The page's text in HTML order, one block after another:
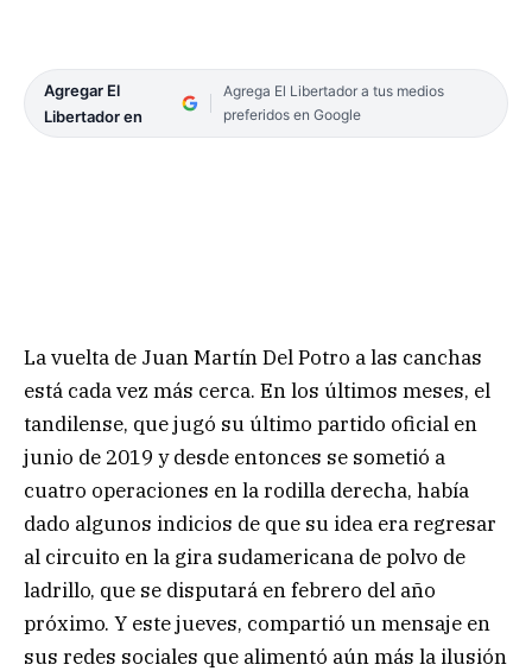
Agregar El
Libertador en
Agrega El Libertador a tus medios
preferidos en Google
La vuelta de Juan Martín Del Potro a las canchas
está cada vez más cerca. En los últimos meses, el
tandilense, que jugó su último partido oficial en
junio de 2019 y desde entonces se sometió a
cuatro operaciones en la rodilla derecha, había
dado algunos indicios de que su idea era regresar
al circuito en la gira sudamericana de polvo de
ladrillo, que se disputará en febrero del año
próximo. Y este jueves, compartió un mensaje en
sus redes sociales que alimentó aún más la ilusión